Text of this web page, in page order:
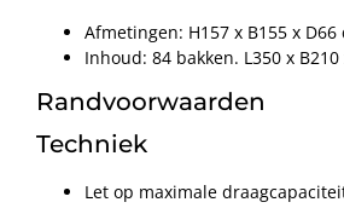
Afmetingen: H157 x B155 x D66
Inhoud: 84 bakken. L350 x
Randvoorwaarden
Techniek
Let op maximale